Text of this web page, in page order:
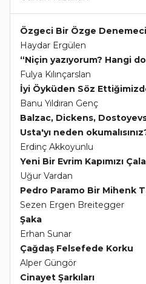
Özgeci Bir Özge
Haydar Ergülen
“Niçin yazıyorum? Hangi
Fulya Kılınçarslan
İyi Öyküden Söz
Banu Yıldıran Genç
Balzac, Dickens,
Usta'yı neden
Erdinç Akkoyunlu
Yeni Bir Evrim Kapımızı
Uğur Vardan
Pedro Paramo Bir Mihenk
Sezen Ergen Breitegger
Şaka
Erhan Sunar
Çağdaş Felsefede Korku
Alper Güngör
Cinayet Şarkıları